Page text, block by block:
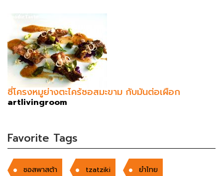
ซี่โครงหมูย่างตะไคร้ซอสมะขาม กับมันต่อเผือก
artlivingroom
Favorite Tags
ซอสพาสต้า tzatziki ยำไทย